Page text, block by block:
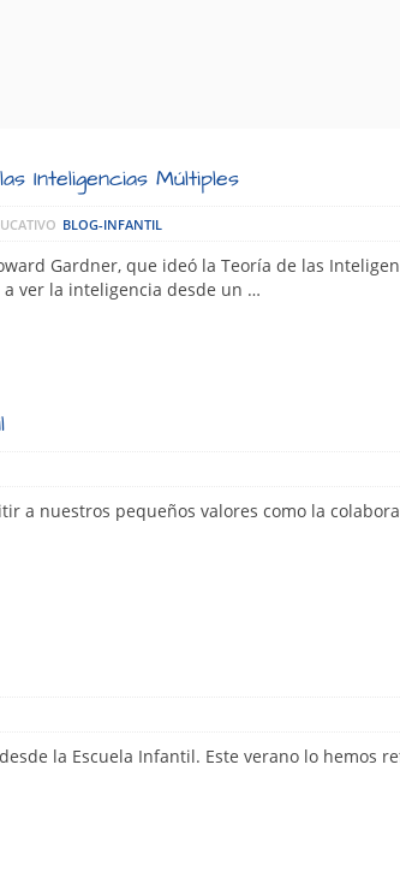
Inteligencias Múltiples
BLOG-INFANTIL
Gardner, que ideó la Teoría de las
ver la inteligencia desde un …
a nuestros pequeños valores como la
la Escuela Infantil. Este verano lo hemos